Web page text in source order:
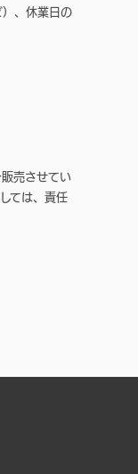
）、休業日の
売させてい
ては、責任